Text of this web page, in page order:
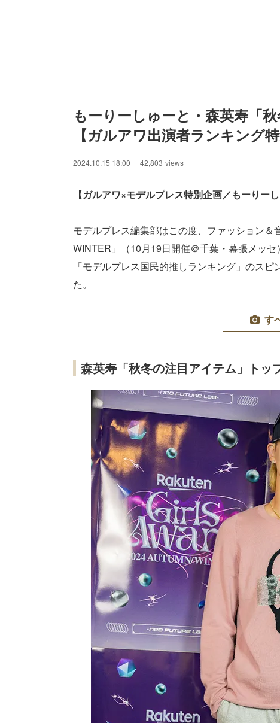
もーりーしゅーと・森英寿「
【ガルアワ出演者ランキング特
2024.10.15 18:00 42,803 views
【ガルアワ×モデルプレス特別企画／もーりー
モデルプレス編集部はこの度、ファッション
WINTER」（10月19日開催＠千葉・幕張メッ
「モデルプレス国民的推しランキング」のス
た。
す
森英寿「秋冬の注目アイテム」トッ